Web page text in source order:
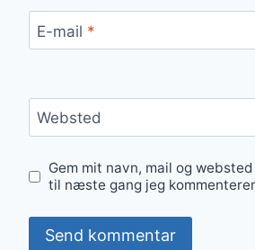
E-mail *
Websted
Gem mit navn, mail og
til næste gang jeg